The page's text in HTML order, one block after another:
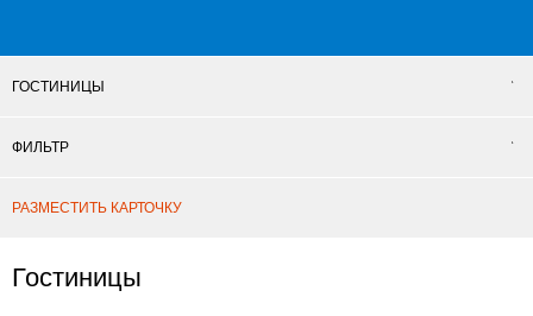
ГОСТИНИЦЫ
ФИЛЬТР
РАЗМЕСТИТЬ КАРТОЧКУ
Гостиницы